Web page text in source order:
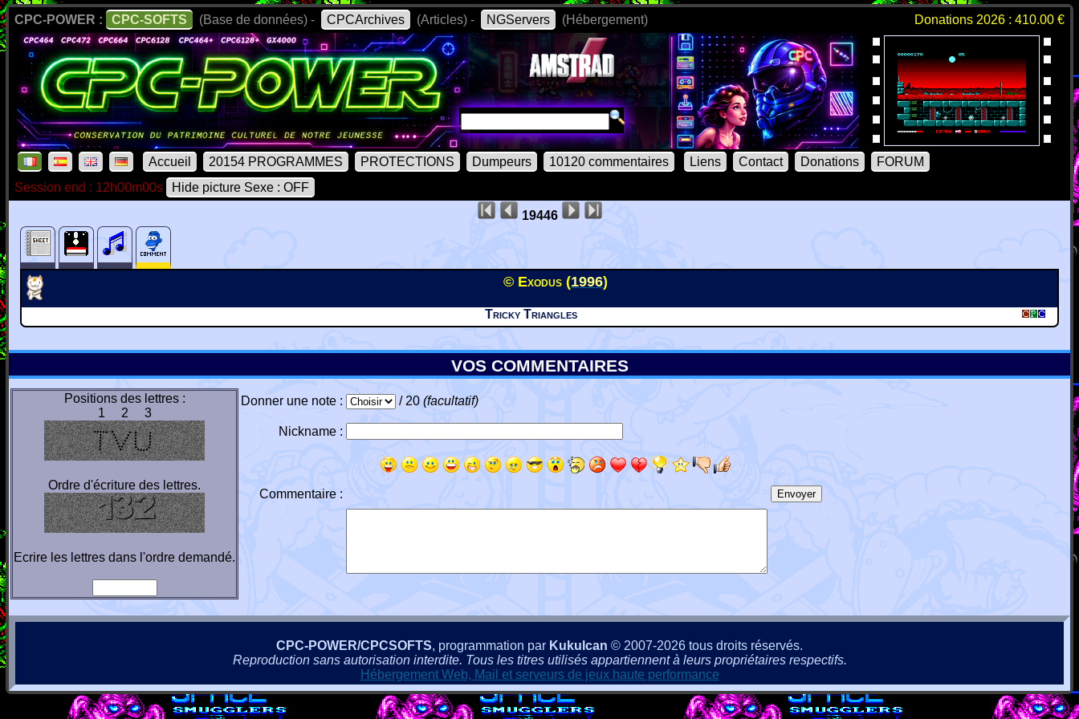
CPC-POWER : CPC-SOFTS (Base de données) - CPCArchives (Articles) - NGServers (Hébergement) Donations 2026 : 410.00 €
Accueil 20154 PROGRAMMES PROTECTIONS Dumpeurs 10120 commentaires Liens Contact Donations
FORUM
Session end : 12h00m00s
Hide picture Sexe : OFF
19446
© Exodus (1996)
Tricky Triangles
VOS COMMENTAIRES
Positions des lettres :
1 2 3
Ordre d'écriture des lettres.
Ecrire les lettres dans l'ordre demandé.
Donner une note : / 20 (facultatif)
Nickname :
Commentaire :
CPC-POWER/CPCSOFTS, programmation par Kukulcan © 2007-2026 tous droits réservés.
Reproduction sans autorisation interdite. Tous les titres utilisés appartiennent à leurs propriétaires respectifs.
Hébergement Web, Mail et serveurs de jeux haute performance